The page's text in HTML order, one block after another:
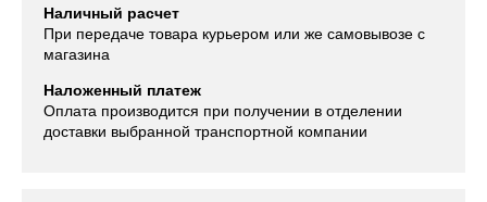
Наличный расчет
При передаче товара курьером или же самовывозе с
магазина
Наложенный платеж
Оплата производится при получении в отделении
доставки выбранной транспортной компании